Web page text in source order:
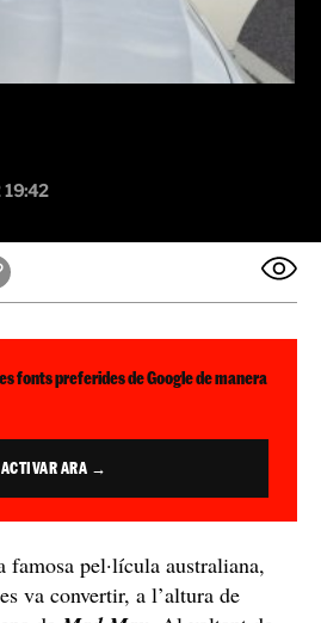
fonts preferides de Google de manera
ACTIVAR ARA →
famosa pel·lícula australiana,
es va convertir, a l’altura de